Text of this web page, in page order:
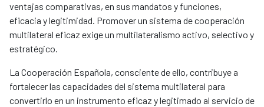
ventajas comparativas, en sus mandatos y funciones,
eficacia y legitimidad. Promover un sistema de cooperación
multilateral eficaz exige un multilateralismo activo, selectivo y
estratégico.
La Cooperación Española, consciente de ello, contribuye a
fortalecer las capacidades del sistema multilateral para
convertirlo en un instrumento eficaz y legitimado al servicio de